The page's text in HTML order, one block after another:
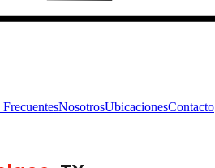
NosotrosUbicacionesContacto